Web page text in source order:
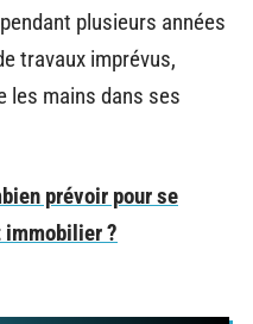
plusieurs années
travaux imprévus,
les mains dans ses
prévoir pour se
?